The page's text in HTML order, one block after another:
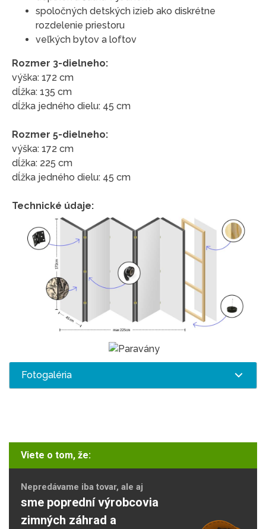
spoločných detských izieb ako diskrétne
rozdelenie priestoru
veľkých bytov a loftov
Rozmer 3-dielneho:
výška: 172 cm
dĺžka: 135 cm
dĺžka jedného dielu: 45 cm
Rozmer 5-dielneho:
výška: 172 cm
dĺžka: 225 cm
dĺžka jedného dielu: 45 cm
Technické údaje:
Fotogaléria
Viete o tom, že:
Nepredávame iba tovar, ale aj
sme poprední výrobcovia
zimných záhrad a